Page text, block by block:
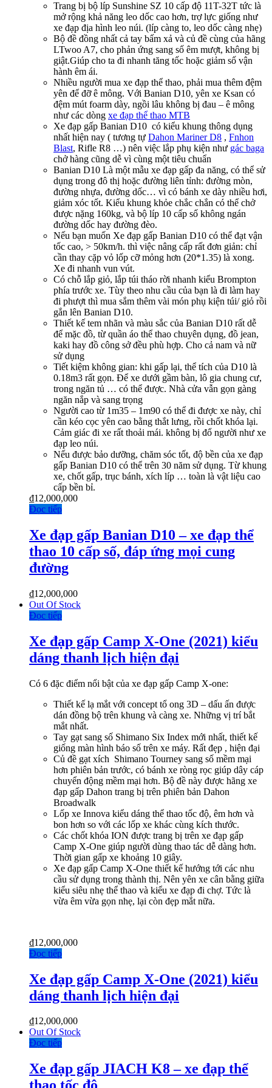
Trang bị bộ líp Sunshine SZ 10 cấp độ 11T-32T tức là
mở rộng khả năng leo dốc cao hơn, trợ lực giống như
xe đạp địa hình leo núi. (líp càng to, leo dốc càng nhẹ)
Bộ đề đồng nhất cả tay bấm xả và củ đề cùng của hãng
LTwoo A7, cho phản ứng sang số êm mượt, không bị
giật.Giúp cho ta đi nhanh tăng tốc hoặc giảm số vận
hành êm ái.
Nhiều người mua xe đạp thể thao, phải mua thêm đệm
yên để đỡ ê mông. Với Banian D10, yên xe Ksan có
đệm mút foarm dày, ngồi lâu không bị đau – ê mông
như các dòng xe đạp thể thao MTB
Xe đạp gấp Banian D10 có kiểu khung thông dụng
nhất hiện nay ( tương tự Dahon Mariner D8 , Fnhon
Blast, Rifle R8 …) nên việc lắp phụ kiện như gác baga
chở hàng cũng dễ vì cùng một tiêu chuẩn
Banian D10 Là một mẫu xe đạp gấp đa năng, có thể sử
dụng trong đô thị hoặc đường liên tỉnh: đường mòn,
đường nhựa, đường dốc… vì có bánh xe dày nhiều hơi,
giảm xóc tốt. Kiểu khung khỏe chắc chắn có thể chở
được nặng 160kg, và bộ líp 10 cấp số không ngán
đường dốc hay đường đèo.
Nếu bạn muốn Xe đạp gấp Banian D10 có thể đạt vận
tốc cao, > 50km/h. thì việc nâng cấp rất đơn giản: chỉ
cần thay cặp vỏ lốp cỡ mỏng hơn (20*1.35) là xong.
Xe đi nhanh vun vút.
Có chỗ lắp giỏ, lắp túi tháo rời nhanh kiểu Brompton
phía trước xe. Tùy theo nhu cầu của bạn là đi làm hay
đi phượt thì mua sắm thêm vài món phụ kiện túi/ giỏ rồi
gắn lên Banian D10.
Thiết kế tem nhãn và màu sắc của Banian D10 rất dễ
để mặc đồ, từ quần áo thể thao chuyên dụng, đồ jean,
kaki hay đồ công sở đều phù hợp. Cho cả nam và nữ
sử dụng
Tiết kiệm không gian: khi gấp lại, thể tích của D10 là
0.18m3 rất gọn. Để xe dưới gầm bàn, lô gia chung cư,
trong ngăn tủ … có thể được. Nhà cửa vẫn gọn gàng
ngăn nắp và sang trọng
Người cao từ 1m35 – 1m90 có thể đi được xe này, chỉ
cần kéo cọc yên cao bằng thắt lưng, rồi chốt khóa lại.
Cảm giác đi xe rất thoải mái. không bị đổ người như xe
đạp leo núi.
Nếu được bảo dưỡng, chăm sóc tốt, độ bền của xe đạp
gấp Banian D10 có thể trên 30 năm sử dụng. Từ khung
xe, chốt gấp, trục bánh, xích líp … toàn là vật liệu cao
cấp bền bỉ.
₫12,000,000
Đọc tiếp
Xe đạp gấp Banian D10 – xe đạp thể
thao 10 cấp số, đáp ứng mọi cung
đường
₫12,000,000
Out Of Stock
Đọc tiếp
Xe đạp gấp Camp X-One (2021) kiểu
dáng thanh lịch hiện đại
Có 6 đặc điểm nổi bật của xe đạp gấp Camp X-one:
Thiết kế lạ mắt với concept tổ ong 3D – dấu ấn được
dán đồng bộ trên khung và càng xe. Những vị trí bắt
mắt nhất.
Tay gạt sang số Shimano Six Index mới nhất, thiết kế
giống màn hình báo số trên xe máy. Rất đẹp , hiện đại
Củ đề gạt xích Shimano Tourney sang số mềm mại
hơn phiên bản trước, có bánh xe ròng rọc giúp dây cáp
chuyển động mềm mại hơn. Bộ đề này được hãng xe
đạp gấp Dahon trang bị trên phiên bản Dahon
Broadwalk
Lốp xe Innova kiểu dáng thể thao tốc độ, êm hơn và
bon hơn so với các lốp xe khác cùng kích thước.
Các chốt khóa ION được trang bị trên xe đạp gấp
Camp X-One giúp người dùng thao tác dễ dàng hơn.
Thời gian gấp xe khoảng 10 giây.
Xe đạp gấp Camp X-One thiết kế hướng tới các nhu
cầu sử dụng trong thành thị. Nên yên xe cân bằng giữa
kiểu siêu nhẹ thể thao và kiểu xe đạp đi chợ. Tức là
vừa êm vừa gọn nhẹ, lại còn đẹp mắt nữa.
₫12,000,000
Đọc tiếp
Xe đạp gấp Camp X-One (2021) kiểu
dáng thanh lịch hiện đại
₫12,000,000
Out Of Stock
Đọc tiếp
Xe đạp gấp JIACH K8 – xe đạp thể